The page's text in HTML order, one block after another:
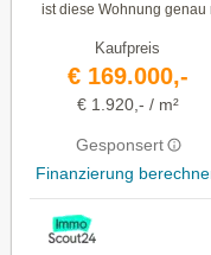
ist diese Wohnung genau
Kaufpreis
€ 169.000,-
€ 1.920,- / m²
Gesponsert
Finanzierung